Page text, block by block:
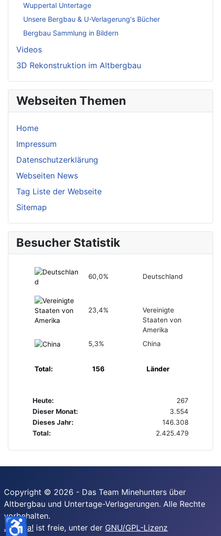
Wuppertal Untertage
Unsere Bergbau & U-Verlagerung's Bücher
Bergbau Sammlung in Bildern
Videos
3D Rekonstruktion im Altbergbau
Webseiten Themen
Home
Impressum
Datenschutzerklärung
Webseiten News
Tag Liste der Webseite
Sitemap
Besucher Statistik
60,0% Deutschland
23,4%
Vereinigte
Staaten von
Amerika
5,3%
China
Total: 156 Länder
Heute:
267
Dieser Monat:
3.554
Dieses Jahr:
146.308
Total:
2.425.479
Copyright © 2026 - Das Team Minehunters über
Altbergbau und Untertage-Verlagerungen. Alle Rechte
vorbehalten.
Joomla! ist freie, unter der GNU/GPL-Lizenz